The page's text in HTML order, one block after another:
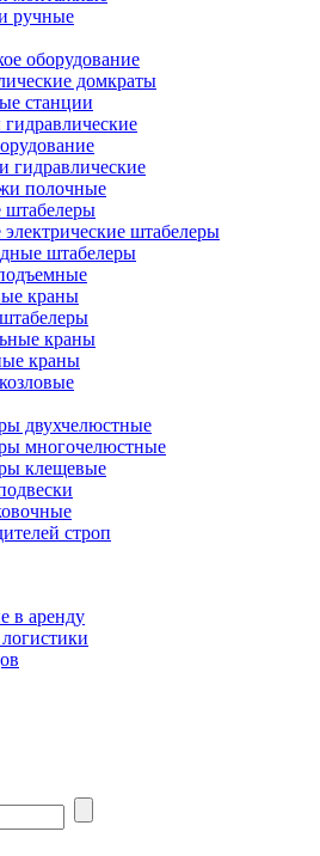
ручные
оборудование
домкраты
станции
гидравлические
полочные
штабелеры
штабелеры
штабелеры
краны
краны
краны
двухчелюстные
многочелюстные
клещевые
строп
в аренду